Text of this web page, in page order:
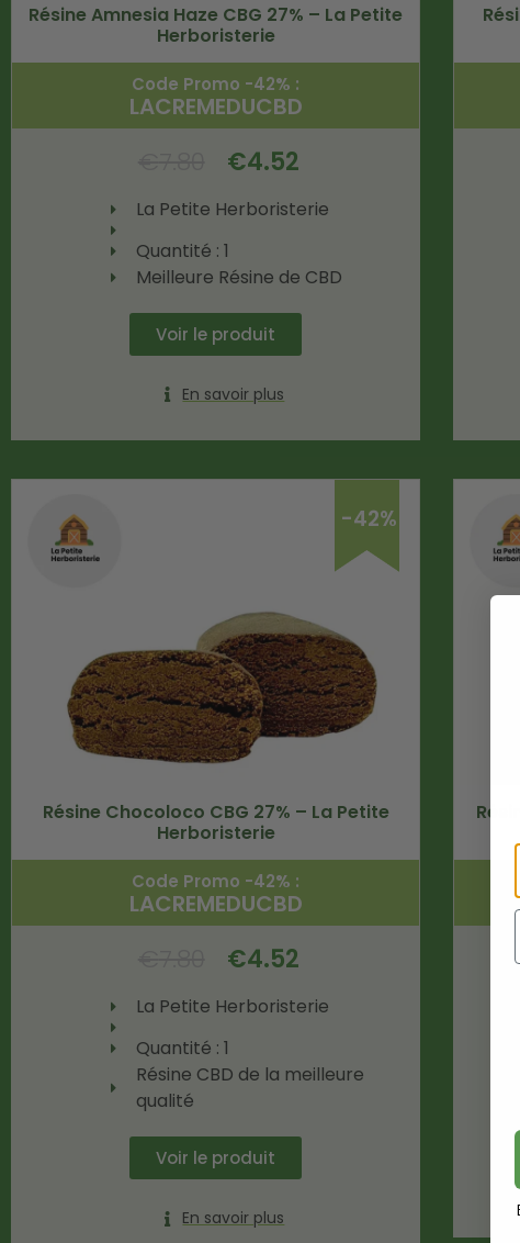
Résine Amnesia Haze CBG 27% – La Petite
Herboristerie
Code Promo -42% :
LACREMEDUCBD
€4.52
La Petite Herboristerie
Quantité : 1
Meilleure Résine de CBD
Voir le produit
En savoir plus
-42%
Résine Chocoloco CBG 27% – La Petite
Herboristerie
Code Promo -42% :
LACREMEDUCBD
€4.52
La Petite Herboristerie
Quantité : 1
Résine CBD de la meilleure
qualité
Voir le produit
En savoir plus